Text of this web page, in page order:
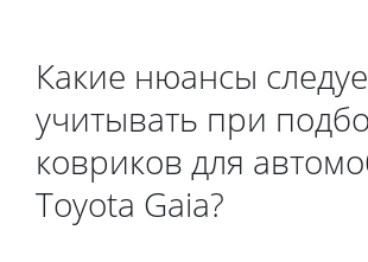
Какие нюансы
учитывать при
ковриков для
Toyota Gaia?